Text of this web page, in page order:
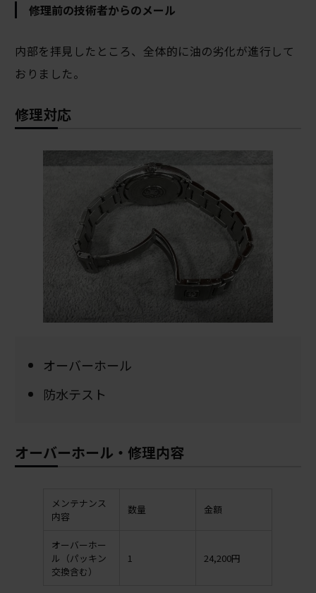
修理前の技術者からのメール
内部を拝見したところ、全体的に油の劣化が進行して
おりました。
修理対応
オーバーホール
防水テスト
オーバーホール・修理内容
メンテナンス
内容
数量 金額
オーバーホー
ル（パッキン
交換含む）
1 24,200円